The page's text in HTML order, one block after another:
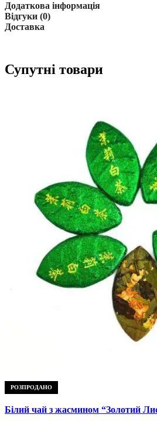
Додаткова інформація
Відгуки (0)
Доставка
Супутні товари
РОЗПРОДАНО
Білий чай з жасмином “Золотий